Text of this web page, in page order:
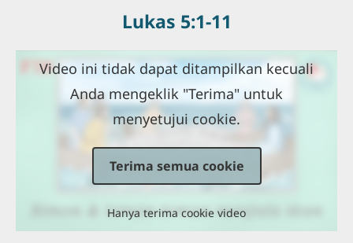
Lukas 5:1-11
Video ini tidak dapat ditampilkan kecuali
Anda mengeklik "Terima" untuk
menyetujui cookie.
Terima semua cookie
Hanya terima cookie video